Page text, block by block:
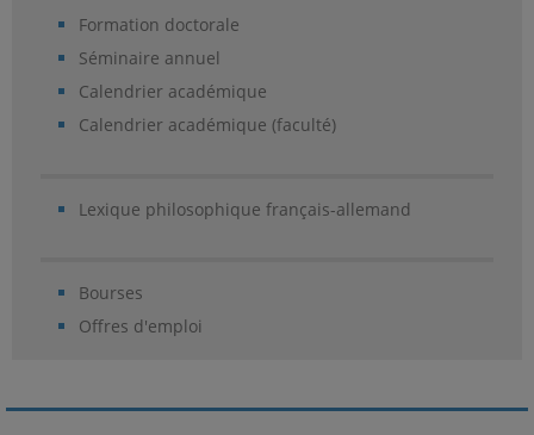
Formation doctorale
Séminaire annuel
Calendrier académique
Calendrier académique (faculté)
Lexique philosophique français-allemand
Bourses
Offres d'emploi